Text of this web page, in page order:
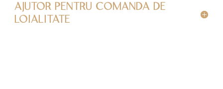
AJUTOR PENTRU COMANDA DE
LOIALITATE